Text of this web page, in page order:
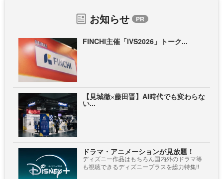
お知らせ
FINCHI主催「IVS2026」トーク...
【見城徹×藤田晋】AI時代でも変わらな
い...
ドラマ・アニメーションが見放題！
ディズニー作品はもちろん国内外のドラマ等
も視聴できるディズニープラスを総力特集!!